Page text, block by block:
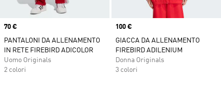
Price
70 €
PANTALONI DA ALLENAMENTO
IN RETE FIREBIRD ADICOLOR
Uomo Originals
2 colori
Price
100 €
GIACCA DA ALLENAMENTO
FIREBIRD ADILENIUM
Donna Originals
3 colori